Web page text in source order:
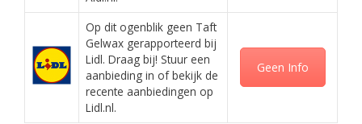
Op dit ogenblik geen Taft
Gelwax gerapporteerd bij
Lidl. Draag bij! Stuur een
aanbieding in of bekijk de
recente aanbiedingen op
Lidl.nl.
Geen Info